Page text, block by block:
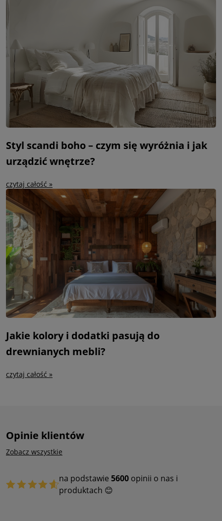
Styl scandi boho – czym się wyróżnia i jak
urządzić wnętrze?
czytaj całość »
Jakie kolory i dodatki pasują do
drewnianych mebli?
czytaj całość »
Opinie klientów
Zobacz wszystkie
na podstawie 5600 opinii o nas i
produktach 😊